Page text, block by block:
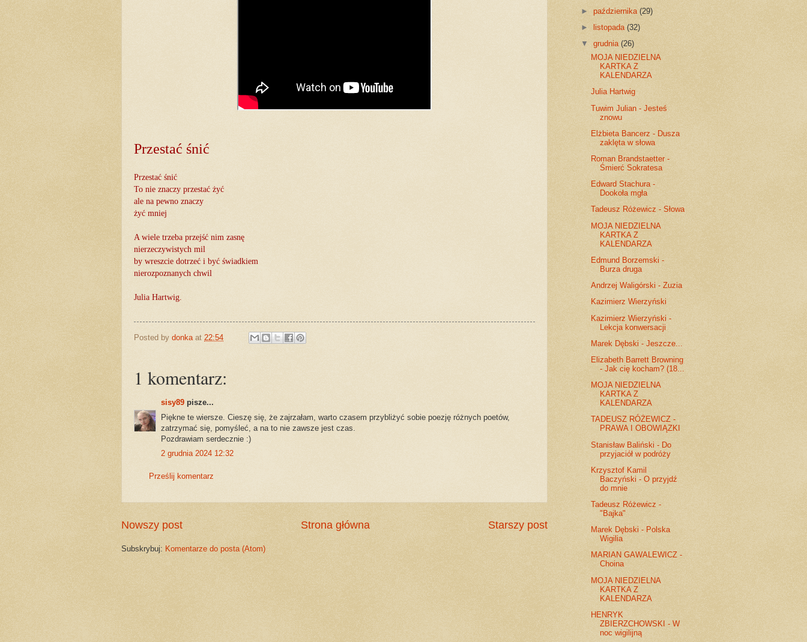
Przestać śnić
Przestać śnić
To nie znaczy przestać żyć
ale na pewno znaczy
żyć mniej
A wiele trzeba przejść nim zasnę
nierzeczywistych mil
by wreszcie dotrzeć i być świadkiem
nierozpoznanych chwil
Julia Hartwig.
Posted by donka at 22:54
1 komentarz:
sisy89 pisze...
Piękne te wiersze. Cieszę się, że zajrzałam, warto czasem przybliżyć sobie poezję różnych poetów,
zatrzymać się, pomyśleć, a na to nie zawsze jest czas.
Pozdrawiam serdecznie :)
2 grudnia 2024 12:32
Prześlij komentarz
Nowszy post Starszy post
Strona główna
Subskrybuj: Komentarze do posta (Atom)
►października(29)
►
listopada(32)
▼grudnia(26)
MOJA NIEDZIELNA
KARTKA Z
KALENDARZA
Julia Hartwig
Tuwim Julian - Jesteś
znowu
Elżbieta Bancerz - Dusza
zaklęta w słowa
Roman Brandstaetter -
Śmierć Sokratesa
Edward Stachura -
Dookoła mgła
Tadeusz Różewicz - Słowa
MOJA NIEDZIELNA
KARTKA Z
KALENDARZA
Edmund Borzemski -
Burza druga
Andrzej Waligórski - Zuzia
Kazimierz Wierzyński
Kazimierz Wierzyński -
Lekcja konwersacji
Marek Dębski - Jeszcze...
Elizabeth Barrett Browning
- Jak cię kocham? (18...
MOJA NIEDZIELNA
KARTKA Z
KALENDARZA
TADEUSZ RÓŻEWICZ -
PRAWA I OBOWIĄZKI
Stanisław Baliński - Do
przyjaciół w podróży
Krzysztof Kamil
Baczyński - O przyjdź
do mnie
Tadeusz Różewicz -
"Bajka"
Marek Dębski - Polska
Wigilia
MARIAN GAWALEWICZ -
Choina
MOJA NIEDZIELNA
KARTKA Z
KALENDARZA
HENRYK
ZBIERZCHOWSKI - W
noc wigilijną